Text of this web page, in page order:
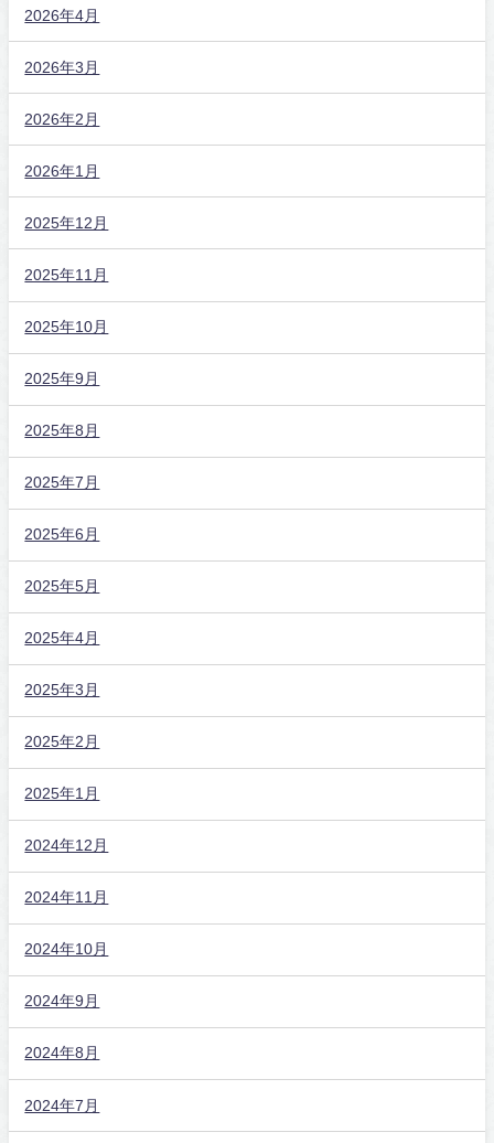
2026年4月
2026年3月
2026年2月
2026年1月
2025年12月
2025年11月
2025年10月
2025年9月
2025年8月
2025年7月
2025年6月
2025年5月
2025年4月
2025年3月
2025年2月
2025年1月
2024年12月
2024年11月
2024年10月
2024年9月
2024年8月
2024年7月